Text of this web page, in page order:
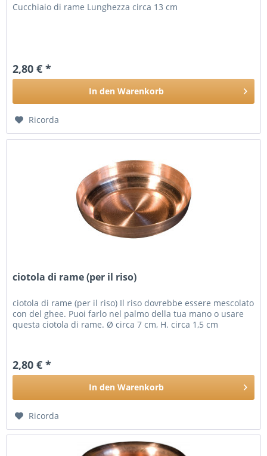
Cucchiaio di rame Lunghezza circa 13 cm
2,80 € *
In den Warenkorb
Ricorda
ciotola di rame (per il riso)
ciotola di rame (per il riso) Il riso dovrebbe essere mescolato
con del ghee. Puoi farlo nel palmo della tua mano o usare
questa ciotola di rame. Ø circa 7 cm, H. circa 1,5 cm
2,80 € *
In den Warenkorb
Ricorda